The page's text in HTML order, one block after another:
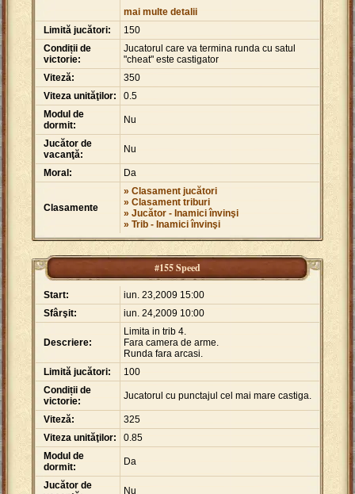
mai multe detalii
Limită jucători:
150
Condiții de
victorie:
Jucatorul care va termina runda cu satul
"cheat" este castigator
Viteză:
350
Viteza unităţilor:
0.5
Modul de
dormit:
Nu
Jucător de
vacanţă:
Nu
Moral: Da
Clasamente
» Clasament jucători
» Clasament triburi
» Jucător - Inamici învinşi
» Trib - Inamici învinşi
#155 Speed
Start:
iun. 23,2009 15:00
Sfârşit:
iun. 24,2009 10:00
Descriere:
Limita in trib 4.
Fara camera de arme.
Runda fara arcasi.
Limită jucători:
100
Condiții de
victorie:
Jucatorul cu punctajul cel mai mare castiga.
Viteză:
325
Viteza unităţilor:
0.85
Modul de
dormit:
Da
Jucător de
Nu